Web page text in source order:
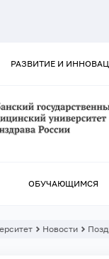
РАЗВИТИЕ И
ОБУЧАЮЩИМСЯ
Новости